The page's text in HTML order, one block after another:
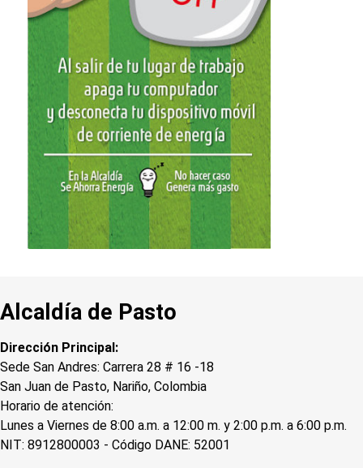
Alcaldía de Pasto
Dirección Principal:
Sede San Andres: Carrera 28 # 16 -18
San Juan de Pasto, Nariño, Colombia
Horario de atención:
Lunes a Viernes de 8:00 a.m. a 12:00 m. y 2:00 p.m. a 6:00 p.m.
NIT: 8912800003 - Código DANE: 52001